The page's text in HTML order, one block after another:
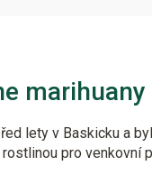
marihuany
lety v Baskicku a
pro venkovní